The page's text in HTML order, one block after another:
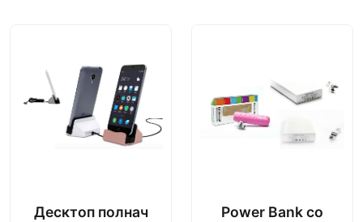
Десктоп полнач
Power Bank со